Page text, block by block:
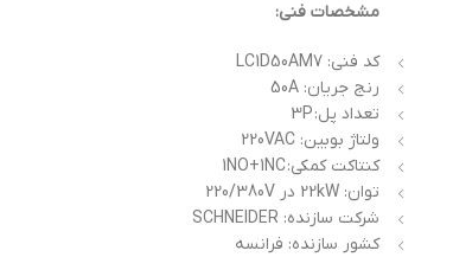
مشخصات فنی:
کد فنی: LC1D50AM7
رنج جریان: 50A
تعداد پل: 3P
ولتاژ بوبین: 220VAC
کنتاکت کمکی: 1NO+1NC
توان: 22kW در 220/380V
شرکت سازنده: SCHNEIDER
کشور سازنده: فرانسه